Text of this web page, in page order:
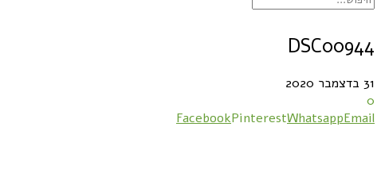
DSC00944
31 בדצמבר 2020
0
FacebookPinterestWhatsappEmail